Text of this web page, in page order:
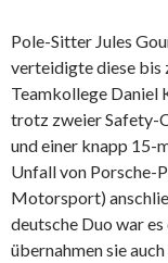
Pole-Sitter Jules
verteidigte diese bis
Teamkollege Daniel
trotz zweier Safety-
und einer knapp 15-
Unfall von Porsche-
Motorsport)
deutsche Duo war
übernahmen sie